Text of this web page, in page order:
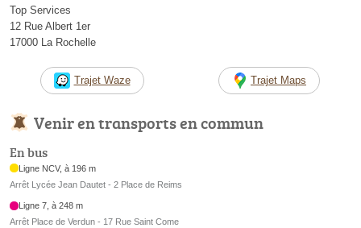
Top Services
12 Rue Albert 1er
17000 La Rochelle
Trajet Waze Trajet Maps
Venir en transports en commun
En bus
Ligne NCV, à 196 m
Arrêt Lycée Jean Dautet - 2 Place de Reims
Ligne 7, à 248 m
Arrêt Place de Verdun - 17 Rue Saint Come